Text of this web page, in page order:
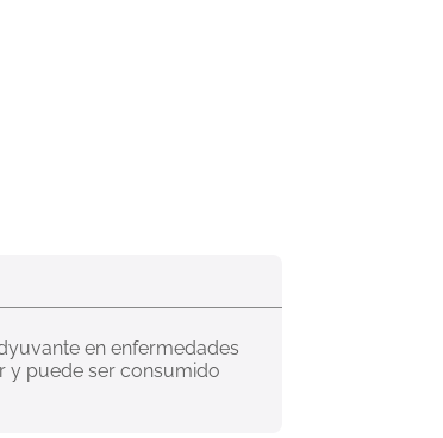
en enfermedades
y puede ser consumido